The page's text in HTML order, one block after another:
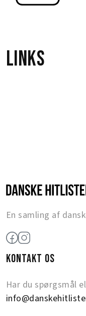
Links
En samling af
KONTAKT OS
Har du spørgsmål